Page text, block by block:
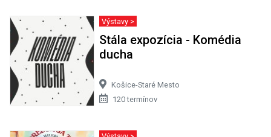
Výstavy >
Stála expozícia - Komédia
ducha
Košice-Staré Mesto
120 termínov